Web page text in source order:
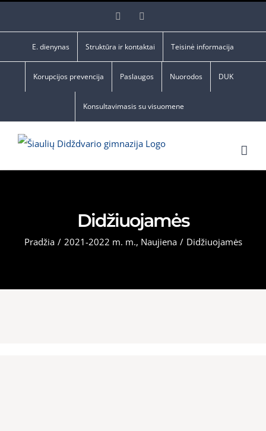
Facebook
E. dienynas Struktūra ir kontaktai Teisinė informacija
Korupcijos prevencija Paslaugos Nuorodos DUK
Konsultavimasis su visuomene
Didžiuojamės
Pradžia / 2021-2022 m. m., Naujiena / Didžiuojamės